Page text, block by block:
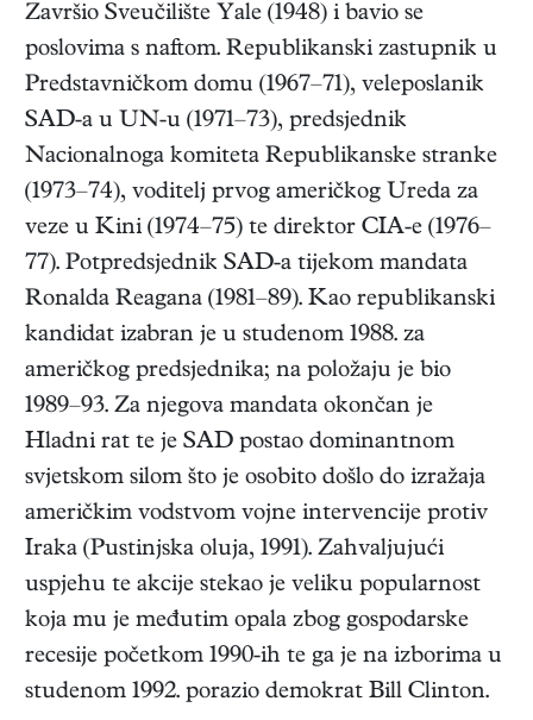
Završio Sveučilište Yale (1948) i bavio se
poslovima s naftom. Republikanski zastupnik u
Predstavničkom domu (1967–71), veleposlanik
SAD-a u UN-u (1971–73), predsjednik
Nacionalnoga komiteta Republikanske stranke
(1973–74), voditelj prvog američkog Ureda za
veze u Kini (1974–75) te direktor CIA-e (1976–
77). Potpredsjednik SAD-a tijekom mandata
Ronalda Reagana (1981–89). Kao republikanski
kandidat izabran je u studenom 1988. za
američkog predsjednika; na položaju je bio
1989–93. Za njegova mandata okončan je
Hladni rat te je SAD postao dominantnom
svjetskom silom što je osobito došlo do izražaja
američkim vodstvom vojne intervencije protiv
Iraka (Pustinjska oluja, 1991). Zahvaljujući
uspjehu te akcije stekao je veliku popularnost
koja mu je međutim opala zbog gospodarske
recesije početkom 1990-ih te ga je na izborima u
studenom 1992. porazio demokrat Bill Clinton.